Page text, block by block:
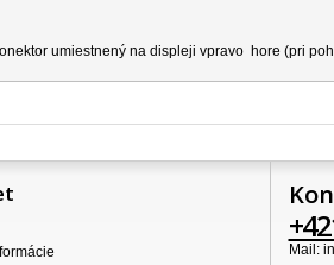
umiestnený na displeji vpravo hore (pri
Mail: